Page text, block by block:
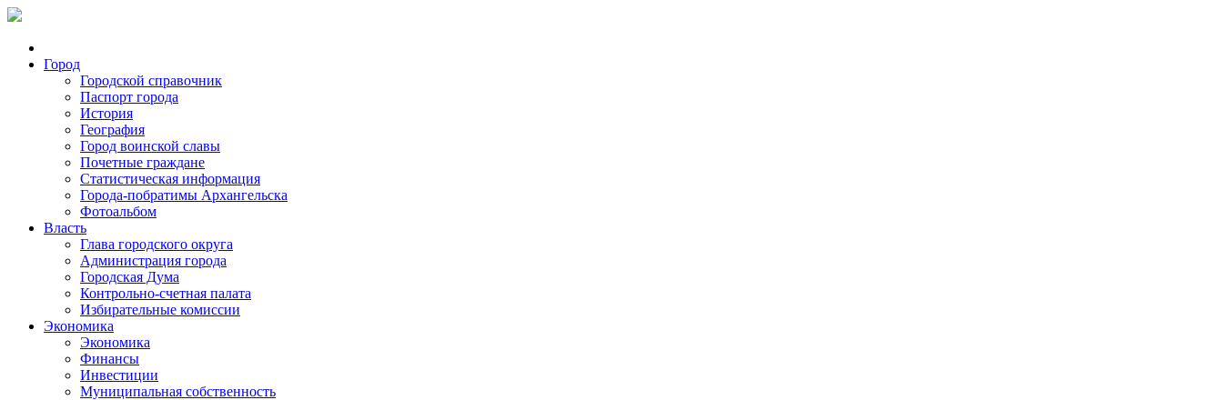
Город
Городской справочник
Паспорт города
История
География
Город воинской славы
Почетные граждане
Статистическая информация
Города-побратимы Архангельска
Фотоальбом
Власть
Глава городского округа
Администрация города
Городская Дума
Контрольно-счетная палата
Избирательные комиссии
Экономика
Экономика
Финансы
Инвестиции
Муниципальная собственность